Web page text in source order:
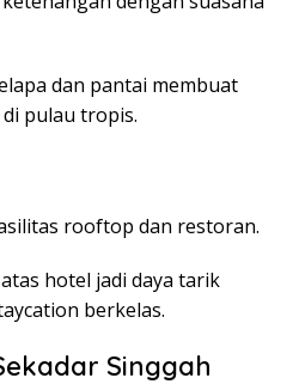
dan pantai membuat
pulau tropis.
rooftop dan restoran.
hotel jadi daya tarik
berkelas.
Singgah